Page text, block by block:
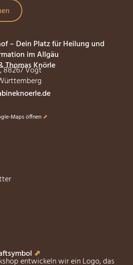
⬈
entwickeln wir ein Logo, das
– Dein Platz für Heilung und
im Allgäu
Thomas Knörle
88267 Vogt
Maps öffnen⬈